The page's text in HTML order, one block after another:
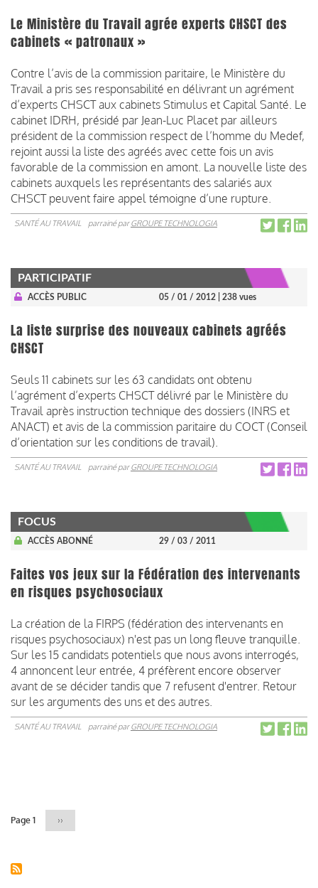
Le Ministère du Travail agrée experts CHSCT des
cabinets « patronaux »
Contre l’avis de la commission paritaire, le Ministère du
Travail a pris ses responsabilité en délivrant un agrément
d’experts CHSCT aux cabinets Stimulus et Capital Santé. Le
cabinet IDRH, présidé par Jean-Luc Placet par ailleurs
président de la commission respect de l’homme du Medef,
rejoint aussi la liste des agréés avec cette fois un avis
favorable de la commission en amont. La nouvelle liste des
cabinets auxquels les représentants des salariés aux
CHSCT peuvent faire appel témoigne d’une rupture.
SANTÉ AU TRAVAIL parrainé parGROUPE TECHNOLOGIA
PARTICIPATIF
ACCÈS PUBLIC 05 / 01 / 2012 | 238 vues
La liste surprise des nouveaux cabinets agréés
CHSCT
Seuls 11 cabinets sur les 63 candidats ont obtenu
l’agrément d’experts CHSCT délivré par le Ministère du
Travail après instruction technique des dossiers (INRS et
ANACT) et avis de la commission paritaire du COCT (Conseil
d’orientation sur les conditions de travail).
SANTÉ AU TRAVAIL parrainé parGROUPE TECHNOLOGIA
FOCUS
ACCÈS ABONNÉ 29 / 03 / 2011
Faites vos jeux sur la Fédération des intervenants
en risques psychosociaux
La création de la FIRPS (fédération des intervenants en
risques psychosociaux) n'est pas un long fleuve tranquille.
Sur les 15 candidats potentiels que nous avons interrogés,
4 annoncent leur entrée, 4 préfèrent encore observer
avant de se décider tandis que 7 refusent d'entrer. Retour
sur les arguments des uns et des autres.
SANTÉ AU TRAVAIL parrainé parGROUPE TECHNOLOGIA
Page 1
Page
››